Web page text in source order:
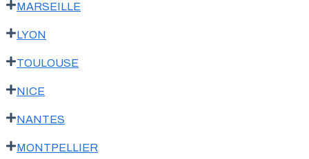
MARSEILLE
LYON
TOULOUSE
NICE
NANTES
MONTPELLIER